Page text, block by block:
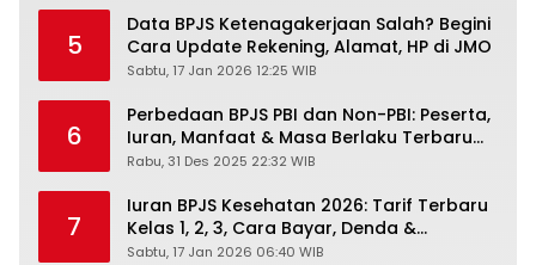
5
Data BPJS Ketenagakerjaan Salah? Begini
Cara Update Rekening, Alamat, HP di JMO
Sabtu, 17 Jan 2026 12:25 WIB
6
Perbedaan BPJS PBI dan Non-PBI: Peserta,
Iuran, Manfaat & Masa Berlaku Terbaru
2026
Rabu, 31 Des 2025 22:32 WIB
7
Iuran BPJS Kesehatan 2026: Tarif Terbaru
Kelas 1, 2, 3, Cara Bayar, Denda &
Panduan Lengkap Peserta JKN-KIS
Sabtu, 17 Jan 2026 06:40 WIB